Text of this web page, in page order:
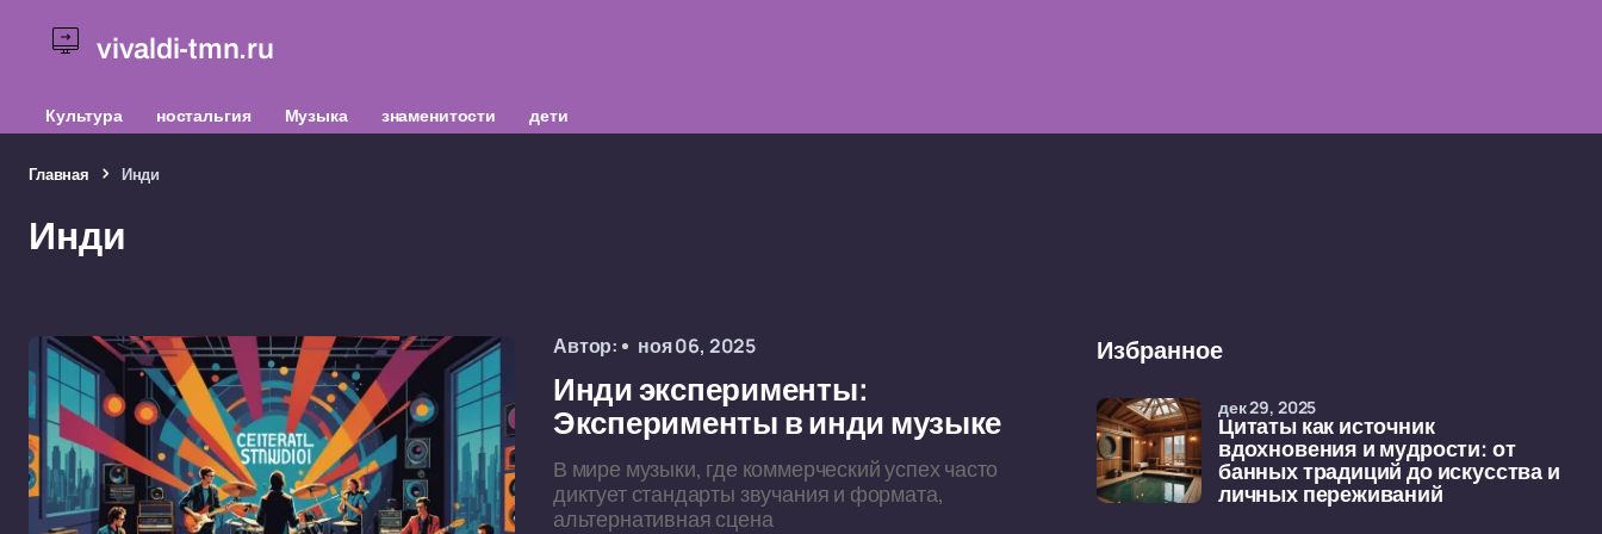
vivaldi-tmn.ru
Культура ностальгия Музыка знаменитости дети
Главная Инди
Инди
Автор: ноя 06, 2025
Инди эксперименты:
Эксперименты в инди музыке
В мире музыки, где коммерческий успех часто
диктует стандарты звучания и формата,
альтернативная сцена
Избранное
Цитаты как источник
вдохновения и мудрости: от
банных традиций до искусства и
личных переживаний
дек 29, 2025